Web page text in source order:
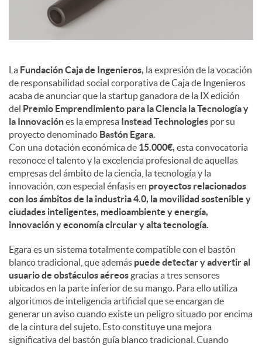
e
n
i
d
o
s
La Fundación Caja de Ingenieros, la expresión de la vocación
de responsabilidad social corporativa de Caja de Ingenieros
acaba de anunciar que la startup ganadora de la IX edición
del Premio Emprendimiento para la Ciencia la Tecnología y
la Innovaciónes la empresa Instead Technologies por su
proyecto denominado Bastón Egara.
Con una dotación económica de 15.000€, esta convocatoria
reconoce el talento y la excelencia profesional de aquellas
empresas del ámbito de la ciencia, la tecnología y la
innovación, con especial énfasis en proyectos relacionados
con los ámbitos de la industria 4.0, la movilidad sostenible y
ciudades inteligentes, medioambiente y energía,
innovación y economía circular y alta tecnología.
Egara es un sistema totalmente compatible con el bastón
blanco tradicional, que además puede detectar y advertir al
usuario de obstáculos aéreosgracias a tres sensores
ubicados en la parte inferior de su mango. Para ello utiliza
algoritmos de inteligencia artificial que se encargan de
generar un aviso cuando existe un peligro situado por encima
de la cintura del sujeto. Esto constituye una mejora
significativa del bastón guía blanco tradicional. Cuando